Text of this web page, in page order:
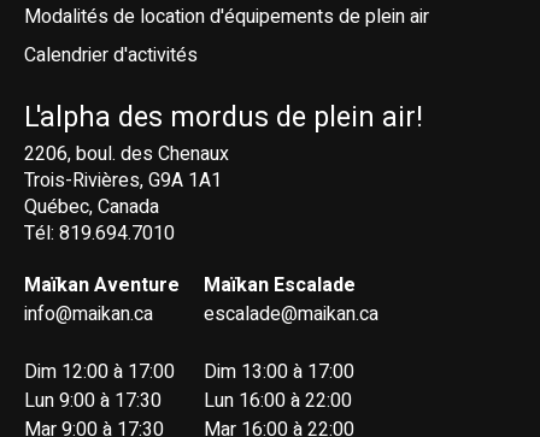
Modalités de location d'équipements de plein air
Calendrier d'activités
L'alpha des mordus de plein air!
2206, boul. des Chenaux
Trois-Rivières, G9A 1A1
Québec, Canada
Tél: 819.694.7010
Maïkan Aventure
info@maikan.ca
Dim 12:00 à 17:00
Lun 9:00 à 17:30
Mar 9:00 à 17:30
Maïkan Escalade
escalade@maikan.ca
Dim 13:00 à 17:00
Lun 16:00 à 22:00
Mar 16:00 à 22:00